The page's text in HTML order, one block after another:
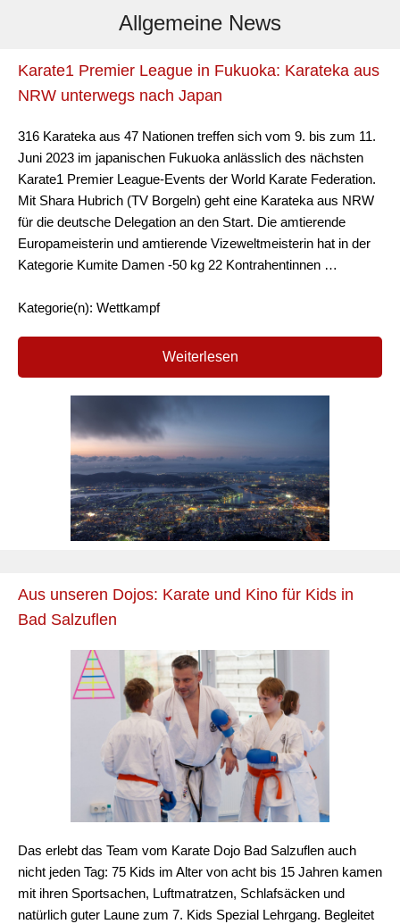
Allgemeine News
Karate1 Premier League in Fukuoka: Karateka aus
NRW unterwegs nach Japan
316 Karateka aus 47 Nationen treffen sich vom 9. bis zum 11.
Juni 2023 im japanischen Fukuoka anlässlich des nächsten
Karate1 Premier League-Events der World Karate Federation.
Mit Shara Hubrich (TV Borgeln) geht eine Karateka aus NRW
für die deutsche Delegation an den Start. Die amtierende
Europameisterin und amtierende Vizeweltmeisterin hat in der
Kategorie Kumite Damen -50 kg 22 Kontrahentinnen …
Kategorie(n): Wettkampf
Weiterlesen
Aus unseren Dojos: Karate und Kino für Kids in
Bad Salzuflen
Das erlebt das Team vom Karate Dojo Bad Salzuflen auch
nicht jeden Tag: 75 Kids im Alter von acht bis 15 Jahren kamen
mit ihren Sportsachen, Luftmatratzen, Schlafsäcken und
natürlich guter Laune zum 7. Kids Spezial Lehrgang. Begleitet